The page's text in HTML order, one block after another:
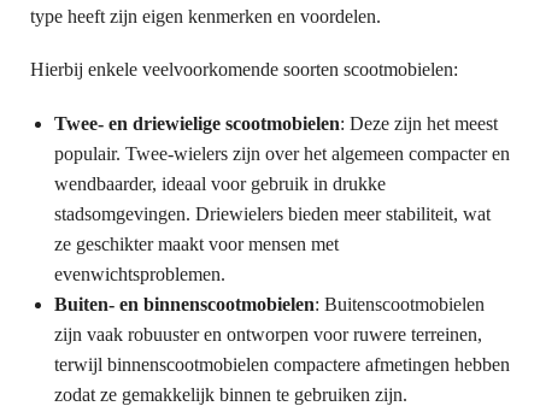
type heeft zijn eigen kenmerken en voordelen.
Hierbij enkele veelvoorkomende soorten scootmobielen:
Twee- en driewielige scootmobielen: Deze zijn het meest
populair. Twee-wielers zijn over het algemeen compacter en
wendbaarder, ideaal voor gebruik in drukke
stadsomgevingen. Driewielers bieden meer stabiliteit, wat
ze geschikter maakt voor mensen met
evenwichtsproblemen.
Buiten- en binnenscootmobielen: Buitenscootmobielen
zijn vaak robuuster en ontworpen voor ruwere terreinen,
terwijl binnenscootmobielen compactere afmetingen hebben
zodat ze gemakkelijk binnen te gebruiken zijn.